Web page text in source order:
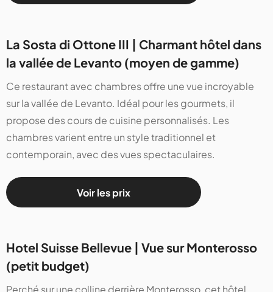
La Sosta di Ottone III | Charmant hôtel dans
la vallée de Levanto (moyen de gamme)
Ce restaurant avec chambres offre une vue incroyable
sur la vallée de Levanto. Idéal pour les gourmets, il
propose des cours de cuisine personnalisés. Les
chambres varient entre un style traditionnel et
contemporain, avec des vues spectaculaires.
Voir les prix
Hotel Suisse Bellevue | Vue sur Monterosso
(petit budget)
Perché sur une colline derrière Monterosso, cet hôtel